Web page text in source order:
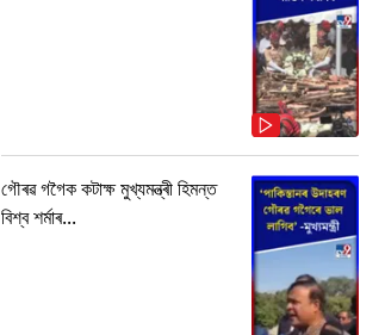
গৌৰৱ গগৈক কটাক্ষ মুখ্যমন্ত্ৰী হিমন্ত
বিশ্ব শৰ্মাৰ...